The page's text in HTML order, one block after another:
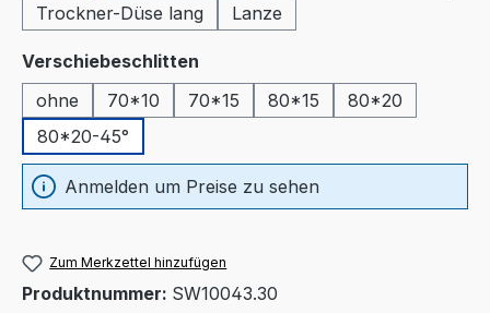
Trockner-Düse lang
Lanze
Verschiebeschlitten
ohne
70*10 70*15 80*15
80*20
80*20-45°
Anmelden um Preise zu sehen
Zum Merkzettel hinzufügen
Produktnummer: SW10043.30